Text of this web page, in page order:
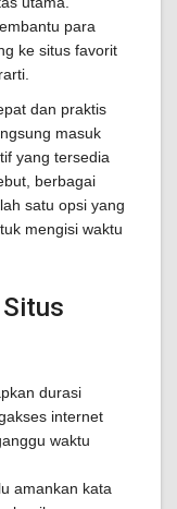
para
ke situs favorit
dan praktis
masuk
yang tersedia
berbagai
satu opsi yang
mengisi waktu
durasi
internet
waktu
amankan kata